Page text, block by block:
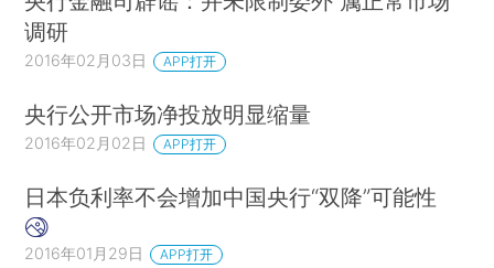
调研
2016年02月03日 APP打开
央行公开市场净投放明显缩量
2016年02月02日 APP打开
日本负利率不会增加中国央行“双降”可能性
2016年01月29日 APP打开